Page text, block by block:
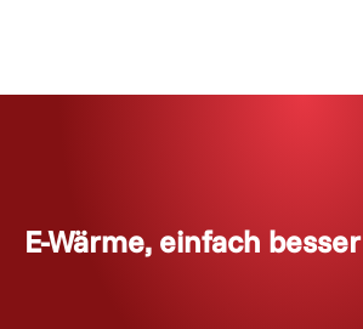
E-Wärme, einfach besser